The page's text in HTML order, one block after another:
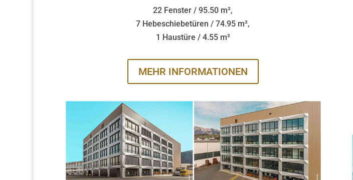
22 Fenster / 95.50 m²,
7 Hebeschiebetüren / 74.95 m²,
1 Haustüre / 4.55 m²
MEHR INFORMATIONEN